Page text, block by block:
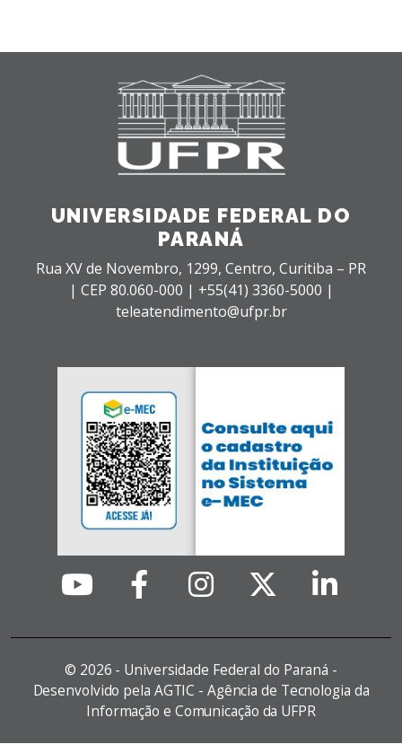
UNIVERSIDADE FEDERAL DO
PARANÁ
Rua XV de Novembro, 1299, Centro, Curitiba – PR
| CEP 80.060-000 | +55(41) 3360-5000 |
teleatendimento@ufpr.br
© 2026 - Universidade Federal do Paraná -
Desenvolvido pela AGTIC - Agência de Tecnologia da
Informação e Comunicação da UFPR